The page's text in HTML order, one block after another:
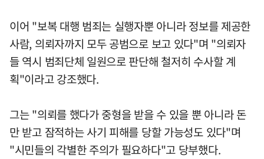
이어 "보복 대행 범죄는 실행자뿐 아니라 정보를 제공한
사람, 의뢰자까지 모두 공범으로 보고 있다"며 "의뢰자
들 역시 범죄단체 일원으로 판단해 철저히 수사할 계
획"이라고 강조했다.
그는 "의뢰를 했다가 중형을 받을 수 있을 뿐 아니라 돈
만 받고 잠적하는 사기 피해를 당할 가능성도 있다"며
"시민들의 각별한 주의가 필요하다"고 당부했다.